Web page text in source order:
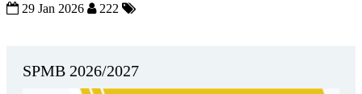
29 Jan 2026 222
SPMB 2026/2027